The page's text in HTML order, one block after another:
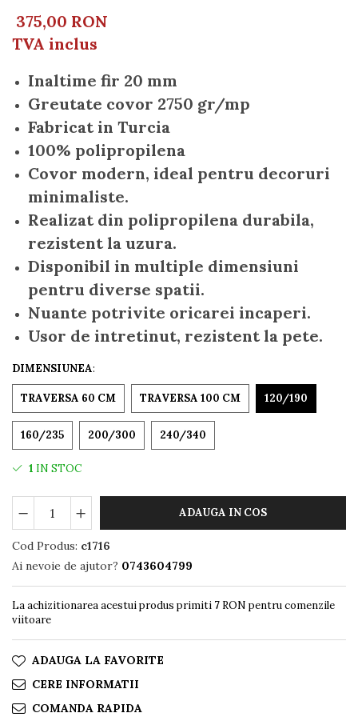
375,00 RON
TVA inclus
Inaltime fir 20 mm
Greutate covor 2750 gr/mp
Fabricat in Turcia
100% polipropilena
Covor modern, ideal pentru decoruri
minimaliste.
Realizat din polipropilena durabila,
rezistent la uzura.
Disponibil in multiple dimensiuni
pentru diverse spatii.
Nuante potrivite oricarei incaperi.
Usor de intretinut, rezistent la pete.
DIMENSIUNEA:
TRAVERSA 60 CM TRAVERSA 100 CM 120/190
160/235 200/300 240/340
1 IN STOC
ADAUGA IN COS
Cod Produs: c1716
Ai nevoie de ajutor? 0743604799
La achizitionarea acestui produs primiti 7 RON pentru comenzile
viitoare
ADAUGA LA FAVORITE
CERE INFORMATII
COMANDA RAPIDA